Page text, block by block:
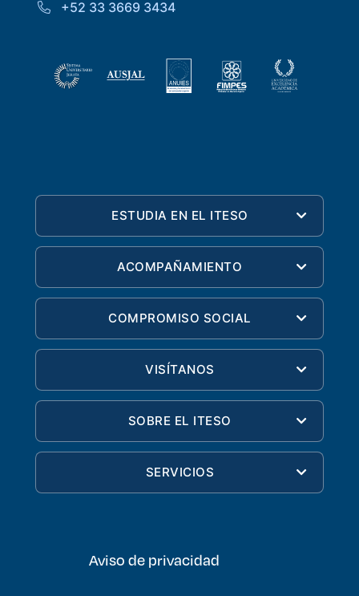
+52 33 3669 3434
ESTUDIA EN EL ITESO
ACOMPAÑAMIENTO
COMPROMISO SOCIAL
VISÍTANOS
SOBRE EL ITESO
SERVICIOS
Aviso de privacidad